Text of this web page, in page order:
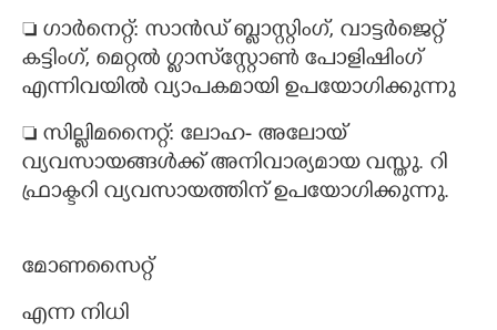
 ഗാർനെറ്റ്: സാൻഡ് ബ്ളാസ്റ്റിംഗ്,​ വാട്ടർജെറ്റ്
കട്ടിംഗ്, മെറ്റൽ ഗ്ലാസ്‌സ്റ്റോൺ പോളിഷിംഗ്
എന്നിവയിൽ വ്യാപകമായി ഉപയോഗിക്കുന്നു
 സില്ലിമനൈറ്റ്: ലോഹ- അലോയ്
വ്യവസായങ്ങൾക്ക് അനിവാര്യമായ വസ്തു. റി​
ഫ്രാക്ടറി​ വ്യവസായത്തിന് ഉപയോഗിക്കുന്നു.
മോണസൈറ്റ്
എന്ന നിധി